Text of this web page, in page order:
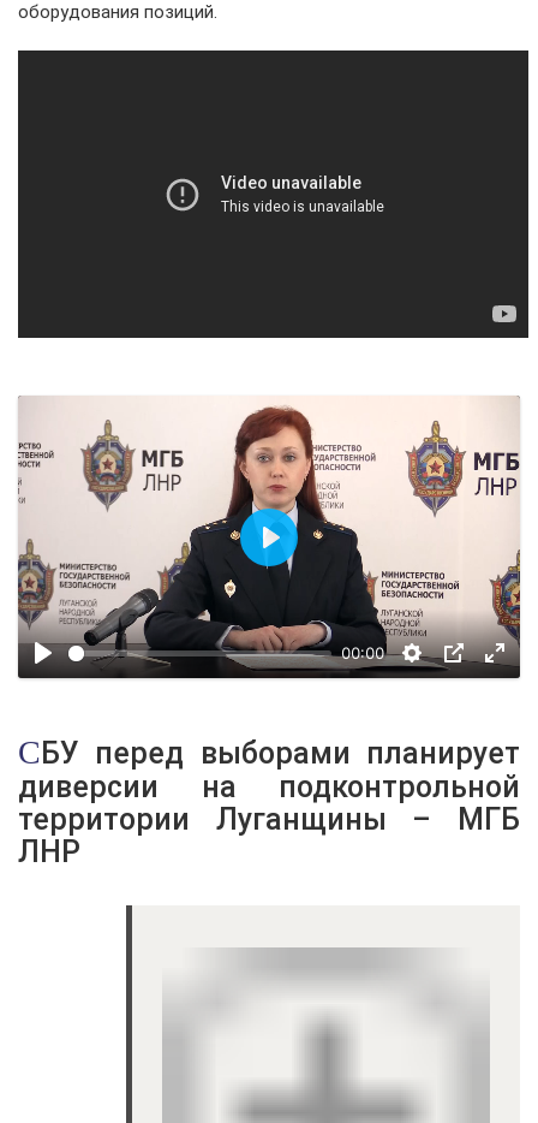
оборудования позиций.
00:00
Воспроизвести
СБУ перед выборами планирует
диверсии на подконтрольной
территории Луганщины – МГБ
ЛНР